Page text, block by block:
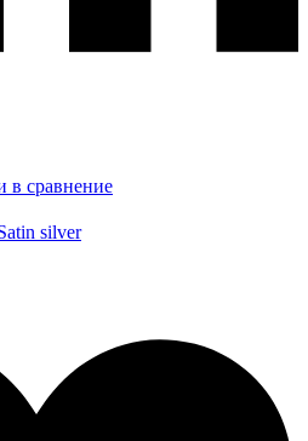
в сравнение
silver